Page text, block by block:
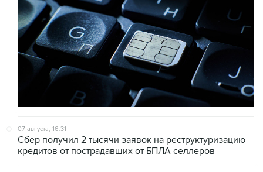
07 августа, 16:31
Сбер получил 2 тысячи заявок на реструктуризацию
кредитов от пострадавших от БПЛА селлеров